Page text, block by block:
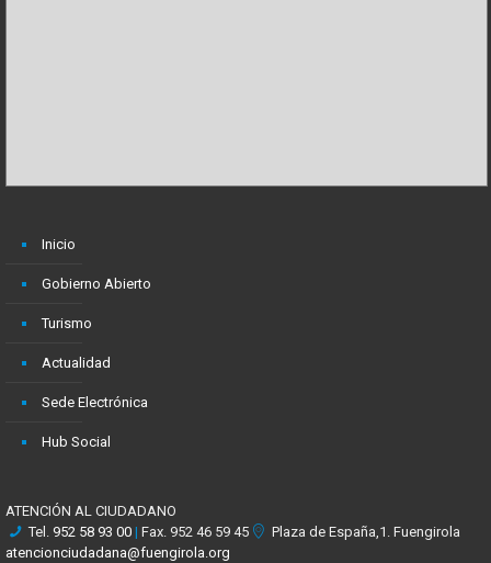
Inicio
Gobierno Abierto
Turismo
Actualidad
Sede Electrónica
Hub Social
ATENCIÓN AL CIUDADANO
Tel. 952 58 93 00 | Fax. 952 46 59 45
Plaza de España,1. Fuengirola
atencionciudadana@fuengirola.org